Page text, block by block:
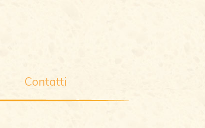
Contatti